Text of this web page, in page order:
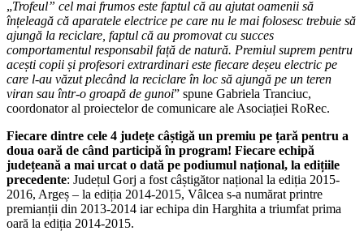
„Trofeul” cel mai frumos este faptul că au ajutat oamenii să
înțeleagă că aparatele electrice pe care nu le mai folosesc trebuie să
ajungă la reciclare, faptul că au promovat cu succes
comportamentul responsabil față de natură. Premiul suprem pentru
acești copii și profesori extrardinari este fiecare deșeu electric pe
care l-au văzut plecând la reciclare în loc să ajungă pe un teren
viran sau într-o groapă de gunoi” spune Gabriela Tranciuc,
coordonator al proiectelor de comunicare ale Asociației RoRec.
Fiecare dintre cele 4 județe câștigă un premiu pe țară pentru a
doua oară de când participă în program! Fiecare echipă
județeană a mai urcat o dată pe podiumul național, la edițiile
precedente: Județul Gorj a fost câștigător național la ediția 2015-
2016, Argeș – la ediția 2014-2015, Vâlcea s-a numărat printre
premianții din 2013-2014 iar echipa din Harghita a triumfat prima
oară la ediția 2014-2015.